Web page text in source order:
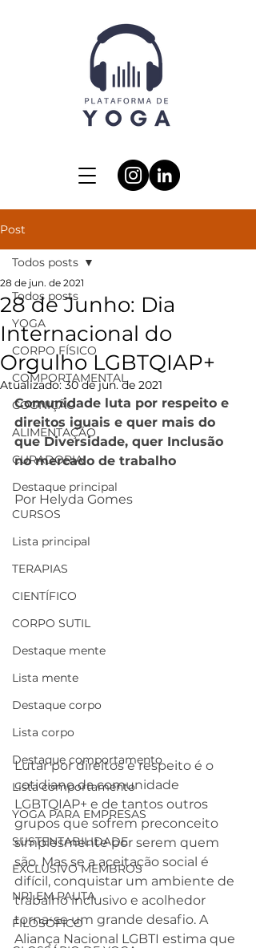
Post
Todos posts
YOGA
CORPO FÍSICO
COMPORTAMENTAL
COGNIÇÃO
ALIMENTAÇÃO
CURADORIA
Destaque principal
CURSOS
Lista principal
TERAPIAS
CIENTÍFICO
CORPO SUTIL
Destaque mente
Lista mente
Destaque corpo
Lista corpo
Destaque comportamento
Lista comportamento
YOGA PARA EMPRESAS
SUSTENTABILIDADE
EXCLUSIVO MEMBROS
NR1 EM PAUTA
FILOSÓFICO
Todos posts
28 de Junho: Dia
Internacional do
Orgulho LGBTQIAP+
28 de jun. de 2021
Atualizado:30 de jun. de 2021
Comunidade luta por respeito e
direitos iguais e quer mais do
que Diversidade, quer Inclusão
no mercado de trabalho
Por Helyda Gomes
Lutar por direitos e respeito é o
cotidiano da comunidade
LGBTQIAP+ e de tantos outros
grupos que sofrem preconceito
simplesmente por serem quem
são. Mas se a aceitação social é
difícil, conquistar um ambiente de
trabalho inclusivo e acolhedor
torna-se um grande desafio. A
Aliança Nacional LGBTI estima que